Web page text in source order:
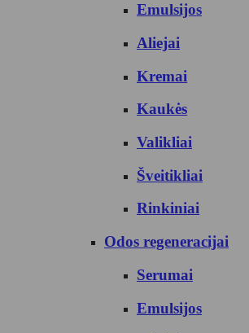
Emulsijos
Aliejai
Kremai
Kaukės
Valikliai
Šveitikliai
Rinkiniai
Odos regeneracijai
Serumai
Emulsijos